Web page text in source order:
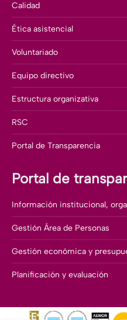
Calidad
Ética asistencial
Voluntariado
Equipo directivo
Estructura organizativa
RSC
Portal de Transparencia
Portal de
Información institucional,
Gestión Área de Personas
Gestión económica y
Planificación y evaluación